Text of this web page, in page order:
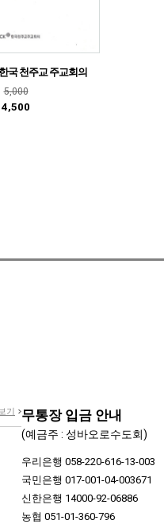
국 천주교 주교회의
5,000
4,500
기 무통장 입금 안내
(예금주 : 성바오로수도회)
우리은행 058-220-616-13-003
국민은행 017-001-04-003671
신한은행 14000-92-06886
농협 051-01-360-796